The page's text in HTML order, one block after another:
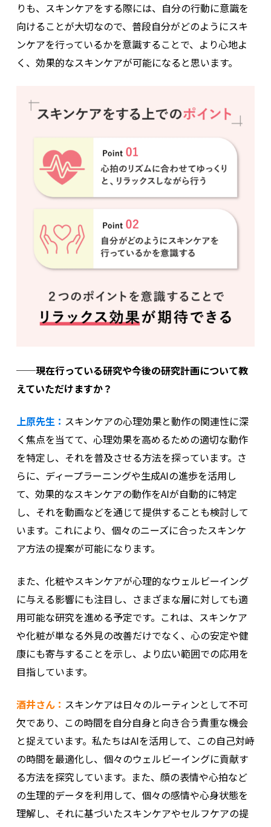
りも、スキンケアをする際には、自分の行動に意識を
向けることが大切なので、普段自分がどのようにスキ
ンケアを行っているかを意識することで、より心地よ
く、効果的なスキンケアが可能になると思います。
──現在行っている研究や今後の研究計画について教
えていただけますか？
上原先生： スキンケアの心理効果と動作の関連性に深
く焦点を当てて、心理効果を高めるための適切な動作
を特定し、それを普及させる方法を探っています。さ
らに、ディープラーニングや生成AIの進歩を活用し
て、効果的なスキンケアの動作をAIが自動的に特定
し、それを動画などを通じて提供することも検討して
います。これにより、個々のニーズに合ったスキンケ
ア方法の提案が可能になります。
また、化粧やスキンケアが心理的なウェルビーイング
に与える影響にも注目し、さまざまな層に対しても適
用可能な研究を進める予定です。これは、スキンケア
や化粧が単なる外見の改善だけでなく、心の安定や健
康にも寄与することを示し、より広い範囲での応用を
目指しています。
酒井さん： スキンケアは日々のルーティンとして不可
欠であり、この時間を自分自身と向き合う貴重な機会
と捉えています。私たちはAIを活用して、この自己対峙
の時間を最適化し、個々のウェルビーイングに貢献す
る方法を探究しています。また、顔の表情や心拍など
の生理的データを利用して、個々の感情や心身状態を
理解し、それに基づいたスキンケアやセルフケアの提